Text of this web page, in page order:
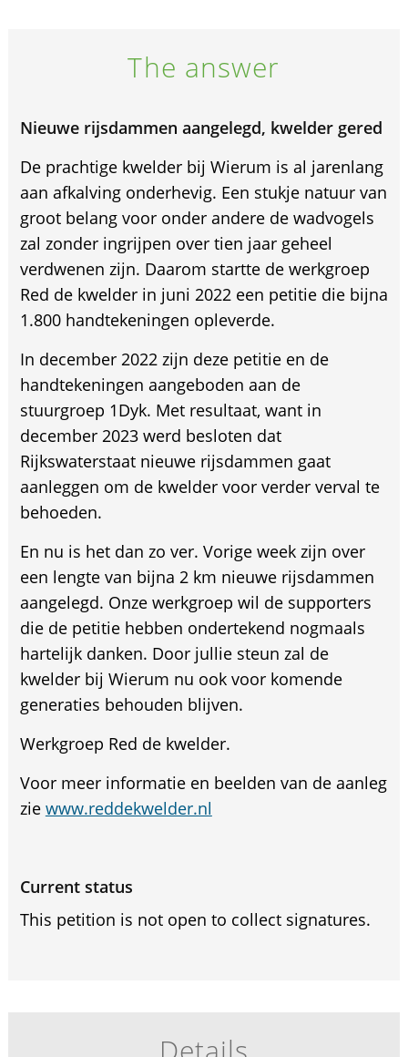
The answer
Nieuwe rijsdammen aangelegd, kwelder gered
De prachtige kwelder bij Wierum is al jarenlang
aan afkalving onderhevig. Een stukje natuur van
groot belang voor onder andere de wadvogels
zal zonder ingrijpen over tien jaar geheel
verdwenen zijn. Daarom startte de werkgroep
Red de kwelder in juni 2022 een petitie die bijna
1.800 handtekeningen opleverde.
In december 2022 zijn deze petitie en de
handtekeningen aangeboden aan de
stuurgroep 1Dyk. Met resultaat, want in
december 2023 werd besloten dat
Rijkswaterstaat nieuwe rijsdammen gaat
aanleggen om de kwelder voor verder verval te
behoeden.
En nu is het dan zo ver. Vorige week zijn over
een lengte van bijna 2 km nieuwe rijsdammen
aangelegd. Onze werkgroep wil de supporters
die de petitie hebben ondertekend nogmaals
hartelijk danken. Door jullie steun zal de
kwelder bij Wierum nu ook voor komende
generaties behouden blijven.
Werkgroep Red de kwelder.
Voor meer informatie en beelden van de aanleg
zie www.reddekwelder.nl
Current status
This petition is not open to collect signatures.